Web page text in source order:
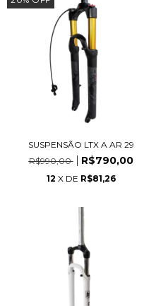
SUSPENSÃO LTX A AR 29
R$990,00
R$790,00
12 X DE R$81,26